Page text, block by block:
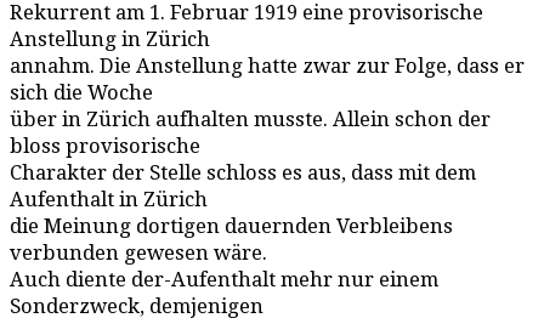
Rekurrent am 1. Februar 1919 eine provisorische
Anstellung in Zürich
annahm. Die Anstellung hatte zwar zur Folge, dass er
sich die Woche
über in Zürich aufhalten musste. Allein schon der
bloss provisorische
Charakter der Stelle schloss es aus, dass mit dem
Aufenthalt in Zürich
die Meinung dortigen dauernden Verbleibens
verbunden gewesen wäre.
Auch diente der-Aufenthalt mehr nur einem
Sonderzweck, demjenigen